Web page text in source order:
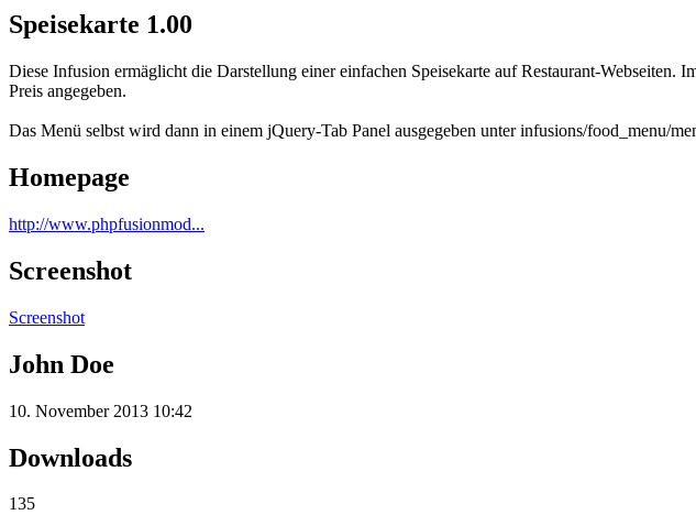
Speisekarte 1.00
Diese Infusion ermäglicht die Darstellung einer einfachen Speisekarte auf Restaurant-
Preis angegeben.
Das Menü selbst wird dann in einem jQuery-Tab Panel ausgegeben unter infusions/food_menu/
Homepage
http://www.phpfusionmod...
Screenshot
Screenshot
John Doe
10. November 2013 10:42
Downloads
135